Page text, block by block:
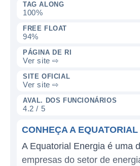
TAG ALONG
100%
FREE FLOAT
94%
PÁGINA DE RI
Ver site ⇨
SITE OFICIAL
Ver site ⇨
AVAL. DOS FUNCIONÁRIOS
4.2 / 5
CONHEÇA A
A Equatorial Energia é uma
empresas do setor de